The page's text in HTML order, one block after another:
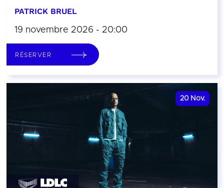
PATRICK BRUEL
19 novembre 2026 - 20:00
RÉSERVER
20 Nov.